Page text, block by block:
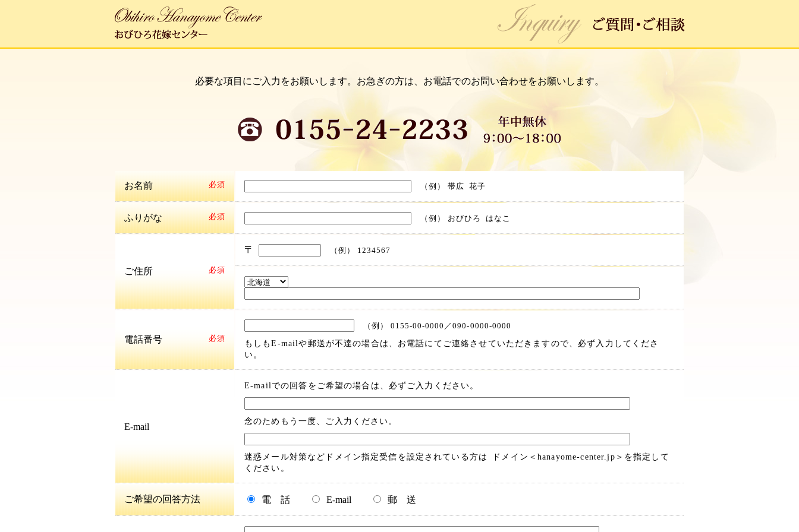
必要な項目にご入力をお願いします。お急ぎの方は、お電話でのお問い合わせをお願いします。
お名前 必須 （例） 帯広 花子
ふりがな 必須 （例） おびひろ はなこ
ご住所 必須
〒 （例） 1234567
電話番号 必須
（例） 0155-00-0000／090-0000-0000
もしもE-mailや郵送が不達の場合は、お電話にてご連絡させていただきますので、必ず入力してくださ
い。
E-mail
E-mailでの回答をご希望の場合は、必ずご入力ください。
念のためもう一度、ご入力ください。
迷惑メール対策などドメイン指定受信を設定されている方は ドメイン＜hanayome-center.jp＞を指定して
ください。
ご希望の回答方法 電 話 E-mail 郵 送